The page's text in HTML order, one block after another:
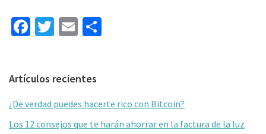
Fa
o
o
k
T
er
E
l
ar
tir
Barra
lateral
primaria
Artículos recientes
¿De verdad puedes hacerte rico con Bitcoin?
Los 12 consejos que te harán ahorrar en la factura de la luz